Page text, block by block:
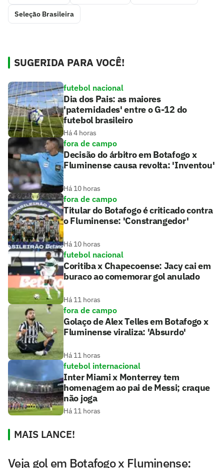
Seleção Brasileira
SUGERIDA PARA VOCÊ!
futebol nacional
Dia dos Pais: as maiores
'paternidades' entre o G-12 do
futebol brasileiro
Há 4 horas
fora de campo
Decisão do árbitro em Botafogo x
Fluminense causa revolta: 'Inventou'
Há 10 horas
fora de campo
Titular do Botafogo é criticado contra
o Fluminense: 'Constrangedor'
Há 10 horas
futebol nacional
Coritiba x Chapecoense: Jacy cai em
buraco ao comemorar gol anulado
Há 11 horas
fora de campo
Golaço de Alex Telles em Botafogo x
Fluminense viraliza: 'Absurdo'
Há 11 horas
futebol internacional
Inter Miami x Monterrey tem
homenagem ao pai de Messi; craque
não joga
Há 11 horas
MAIS LANCE!
Veja gol em Botafogo x Fluminense: